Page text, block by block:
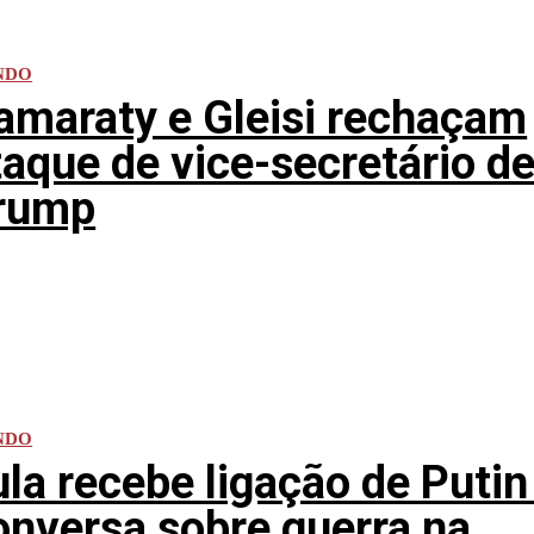
e Gleisi rechaçam
de vice-secretário
recebe ligação de